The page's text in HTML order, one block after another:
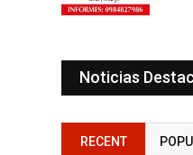
Noticias
RECENT